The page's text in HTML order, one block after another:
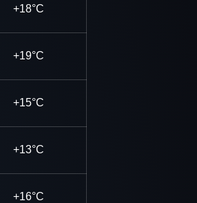
+18°C
+19°C
+15°C
+13°C
+16°C